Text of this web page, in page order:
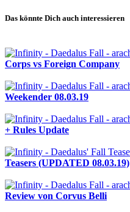
Das könnte Dich auch interessieren
Corps vs Foreign Company
Weekender 08.03.19
+ Rules Update
Teasers (UPDATED 08.03.19)
Review von Corvus Belli